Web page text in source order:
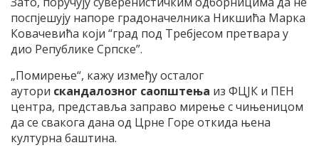
поспјешују напоре градоначелника Никшића Марка
Ковачевића који “град под Требјесом претвара у
дио Републике Српске”.
„Помирење“, кажу између осталог
аутори скандалозног саопштења из ФЦЈК и ПЕН
центра, представља заправо мирење с чињеницом
да се свакога дана од Црне Горе откида њена
културна баштина.